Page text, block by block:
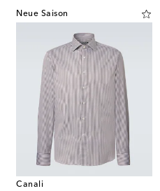
Neue Saison
Canali